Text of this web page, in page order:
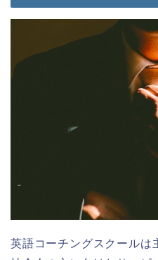
英語コーチングスクールは